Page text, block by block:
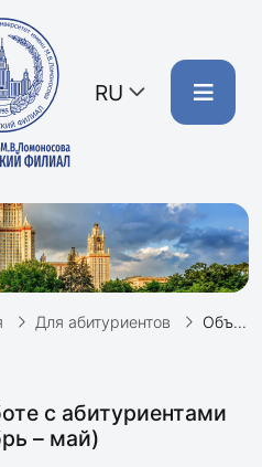
RU
Для абитуриентов Объявляется набор школьников на подготовительную программу для поступающих
с абитуриентами
– май)